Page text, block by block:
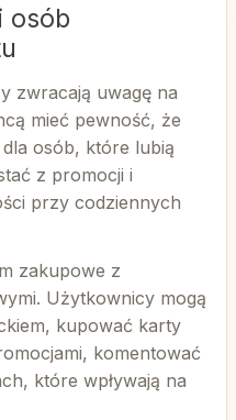
osób
zwracają uwagę na
mieć pewność, że
dla osób, które lubią
z promocji i
przy codziennych
zakupowe z
Użytkownicy mogą
kupować karty
komentować
które wpływają na